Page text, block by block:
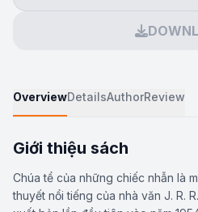
OverviewDetailsAuthorReview
Giới thiệu sách
Chúa tể của những chiếc nhẫn là
thuyết nổi tiếng của nhà văn J. R.